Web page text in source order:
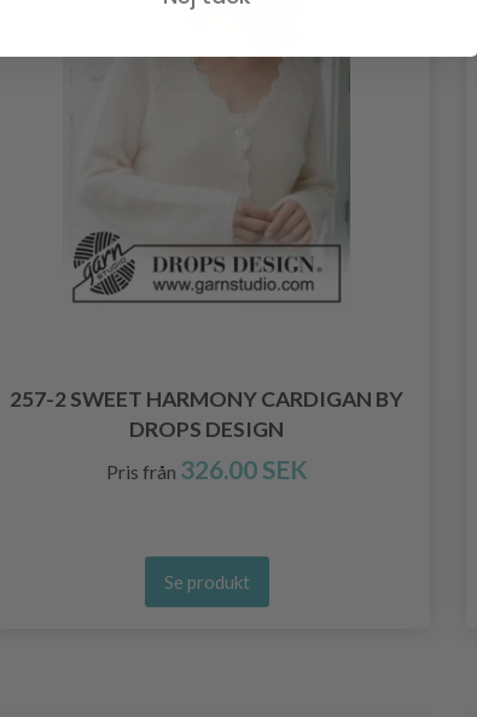
257-2 SWEET HARMONY CARDIGAN BY
DROPS DESIGN
Pris från 326.00 SEK
Se produkt